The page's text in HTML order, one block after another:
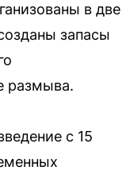
в две
запасы
размыва.
с 15